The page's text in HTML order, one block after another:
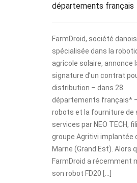
départements français
FarmDroid, société
spécialisée dans la
agricole solaire, annonce
signature d’un contrat
distribution – dans 28
départements français*
robots et la fourniture de
services par NEO TECH,
groupe Agritivi implantée
Marne (Grand Est). Alors
FarmDroid a récemment
son robot FD20 […]